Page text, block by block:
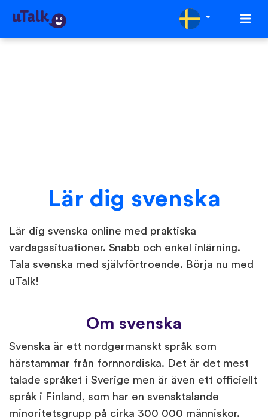
Lär dig svenska
Lär dig svenska online med praktiska
vardagssituationer. Snabb och enkel inlärning.
Tala svenska med självförtroende. Börja nu med
uTalk!
Om svenska
Svenska är ett nordgermanskt språk som
härstammar från fornnordiska. Det är det mest
talade språket i Sverige men är även ett officiellt
språk i Finland, som har en svensktalande
minoritetsgrupp på cirka 300 000 människor.